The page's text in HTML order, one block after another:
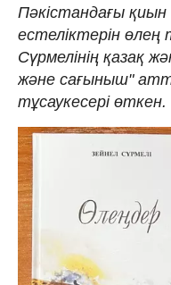
Пәкістандағы қиын
естеліктерін өлең
Сүрмелінің қазақ
және сағыныш"
тұсаукесері өткен.